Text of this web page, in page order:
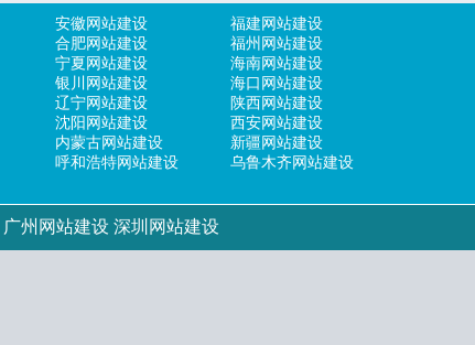
安徽网站建设
合肥网站建设
福建网站建设
福州网站建设
宁夏网站建设
银川网站建设
海南网站建设
海口网站建设
辽宁网站建设
沈阳网站建设
陕西网站建设
西安网站建设
内蒙古网站建设
呼和浩特网站建设
新疆网站建设
乌鲁木齐网站建设
广州网站建设 深圳网站建设